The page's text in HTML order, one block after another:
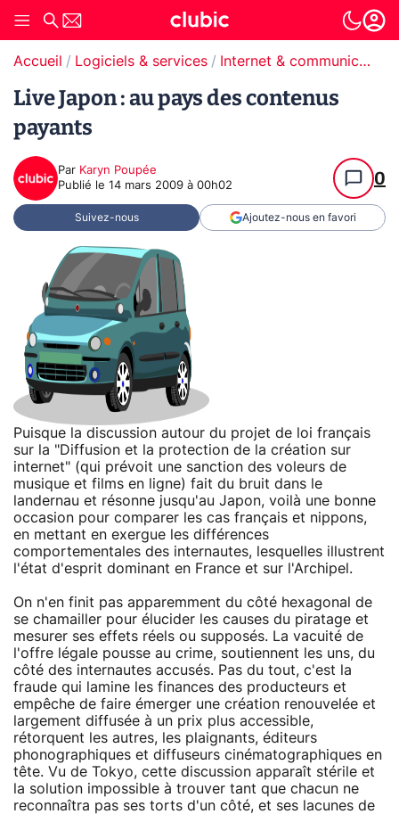
Accueil Logiciels & services Internet & communication
Live Japon : au pays des contenus
payants
Par Karyn Poupée
Publié le 14 mars 2009 à 00h02 0
Suivez-nous Ajoutez-nous en favori
Puisque la discussion autour du projet de loi français
sur la "Diffusion et la protection de la création sur
internet" (qui prévoit une sanction des voleurs de
musique et films en ligne) fait du bruit dans le
landernau et résonne jusqu'au Japon, voilà une bonne
occasion pour comparer les cas français et nippons,
en mettant en exergue les différences
comportementales des internautes, lesquelles illustrent
l'état d'esprit dominant en France et sur l'Archipel.
On n'en finit pas apparemment du côté hexagonal de
se chamailler pour élucider les causes du piratage et
mesurer ses effets réels ou supposés. La vacuité de
l'offre légale pousse au crime, soutiennent les uns, du
côté des internautes accusés. Pas du tout, c'est la
fraude qui lamine les finances des producteurs et
empêche de faire émerger une création renouvelée et
largement diffusée à un prix plus accessible,
rétorquent les autres, les plaignants, éditeurs
phonographiques et diffuseurs cinématographiques en
tête. Vu de Tokyo, cette discussion apparaît stérile et
la solution impossible à trouver tant que chacun ne
reconnaîtra pas ses torts d'un côté, et ses lacunes de